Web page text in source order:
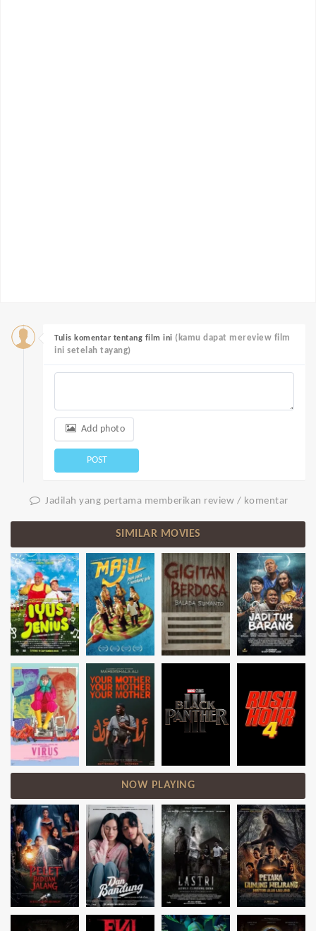
Tulis komentar tentang film ini (kamu dapat mereview film
ini setelah tayang)
Add photo
POST
Jadilah yang pertama memberikan review / komentar
SIMILAR MOVIES
NOW PLAYING